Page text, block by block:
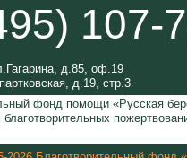
107-
д.85, оф.19
д.19, стр.3
фонд помощи «Русская
благотворительных